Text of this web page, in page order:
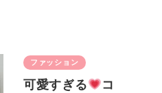
ファッション
可愛すぎる
コ